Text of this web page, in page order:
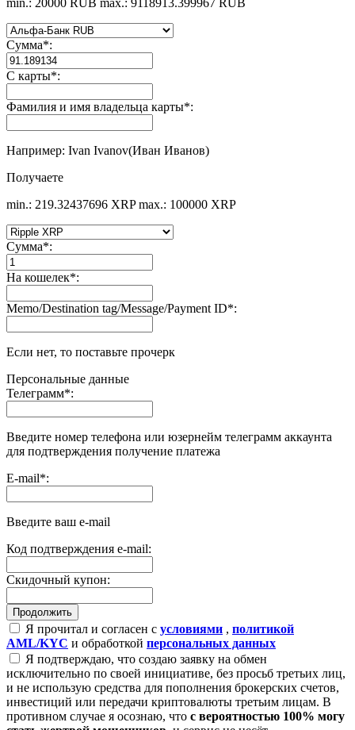
Сумма*:
С карты*:
Фамилия и имя владельца карты*:
Например: Ivan Ivanov(Иван Иванов)
Получаете
min.: 219.32437696 XRP max.: 100000 XRP
Сумма*:
На кошелек*:
Memo/Destination tag/Message/Payment ID*:
Если нет, то поставьте прочерк
Персональные данные
Телеграмм*:
Введите номер телефона или юзернейм телеграмм аккаунта
для подтверждения получение платежа
E-mail*:
Введите ваш e-mail
Код подтверждения e-mail:
Скидочный купон:
Я прочитал и согласен с условиями , политикой
AML/KYC и обработкой персональных данных
Я подтверждаю, что создаю заявку на обмен
исключительно по своей инициативе, без просьб третьих лиц,
и не использую средства для пополнения брокерских счетов,
инвестиций или передачи криптовалюты третьим лицам. В
противном случае я осознаю, что с вероятностью 100% могу